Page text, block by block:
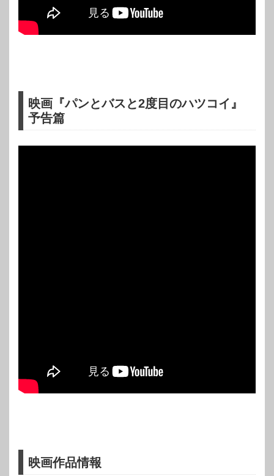
映画『パンとバスと2度目のハツコイ』
予告篇
映画作品情報